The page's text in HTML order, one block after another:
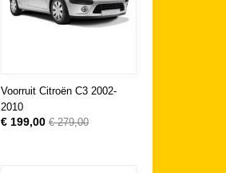
Voorruit Citroën C3 2002-
2010
€ 199,00 € 279,00